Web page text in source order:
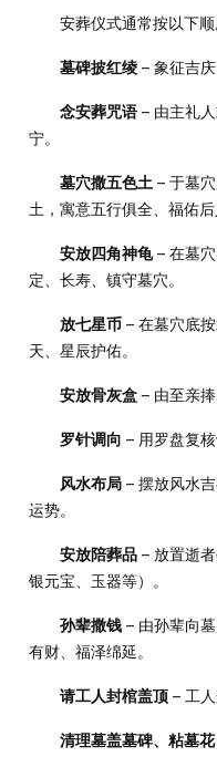
安葬仪式通常按以下
墓碑披红绫 – 象征吉
念安葬咒语– 由主礼
宁。
墓穴撒五色土 – 于墓
土，寓意五行俱全、福佑后
安放四角神龟– 在墓
定、长寿、镇守墓穴。
放七星币 – 在墓穴底
天、星辰护佑。
安放骨灰盒 – 由至亲
罗针调向 – 用罗盘复
风水布局 – 摆放风水
运势。
安放陪葬品 – 放置逝
银元宝、玉器等）。
孙辈撒钱 – 由孙辈向
有财、福泽绵延。
请工人封棺盖顶 – 工
清理墓盖墓碑、粘墓花